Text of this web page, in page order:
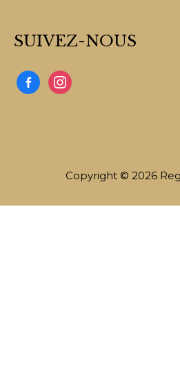
SUIVEZ-NOUS
Copyright © 2026